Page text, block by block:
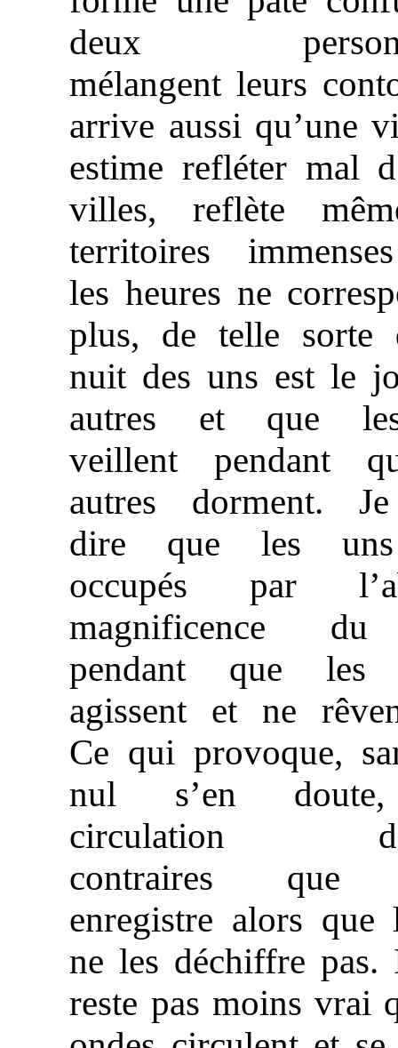
deux
mélangent leurs
arrive aussi qu’une
estime refléter mal
villes, reflète
territoires
les heures ne
plus, de telle sorte
nuit des uns est le
autres et que
veillent pendant
autres dorment.
dire que les
occupés par
magnificence
pendant que les
agissent et ne
Ce qui provoque,
nul s’en
circulation
contraires que
enregistre alors que
ne les déchiffre pas.
reste pas moins vrai